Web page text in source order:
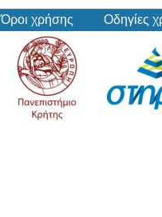
Όροι χρήσης Οδηγίες